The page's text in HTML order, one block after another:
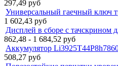
297,49 руб
Универсальный гаечный ключ
1 602,43 руб
Дисплей в сборе с тачскрином
862,48 - 1 684,52 руб
Аккумулятор
508,27 руб